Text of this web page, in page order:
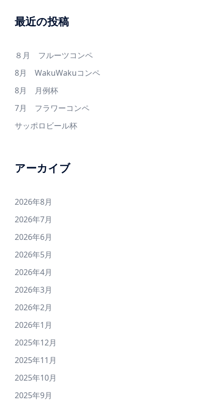
最近の投稿
８月 フルーツコンペ
8月 WakuWakuコンペ
8月 月例杯
7月 フラワーコンペ
サッポロビール杯
アーカイブ
2026年8月
2026年7月
2026年6月
2026年5月
2026年4月
2026年3月
2026年2月
2026年1月
2025年12月
2025年11月
2025年10月
2025年9月